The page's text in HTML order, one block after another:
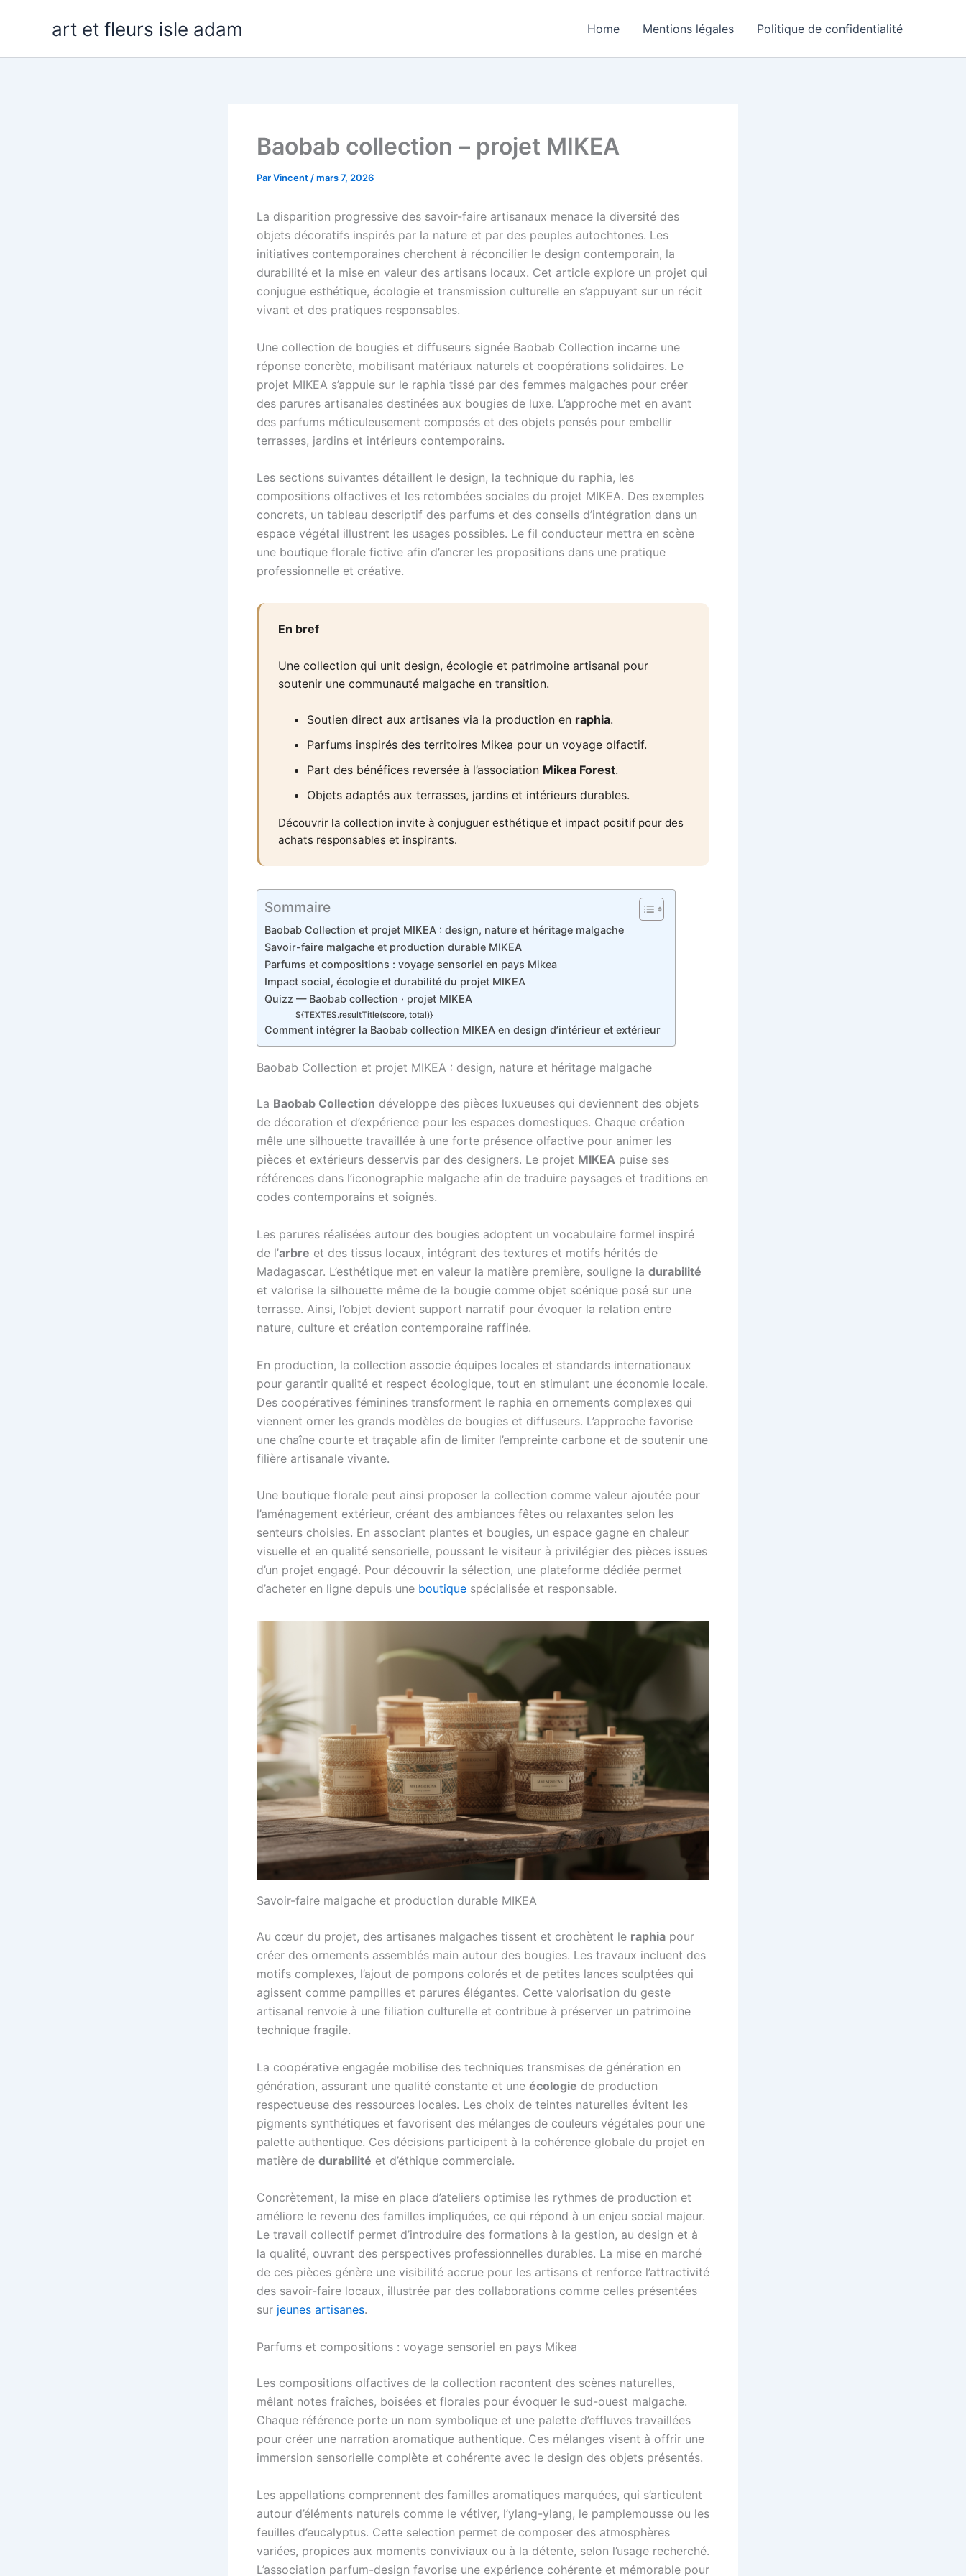
art et fleurs isle adam Home Mentions légales Politique de confidentialité
Baobab collection – projet MIKEA
ParVincent /mars 7, 2026
La disparition progressive des savoir-faire artisanaux menace la diversité des
objets décoratifs inspirés par la nature et par des peuples autochtones. Les
initiatives contemporaines cherchent à réconcilier le design contemporain, la
durabilité et la mise en valeur des artisans locaux. Cet article explore un projet qui
conjugue esthétique, écologie et transmission culturelle en s’appuyant sur un récit
vivant et des pratiques responsables.
Une collection de bougies et diffuseurs signée Baobab Collection incarne une
réponse concrète, mobilisant matériaux naturels et coopérations solidaires. Le
projet MIKEA s’appuie sur le raphia tissé par des femmes malgaches pour créer
des parures artisanales destinées aux bougies de luxe. L’approche met en avant
des parfums méticuleusement composés et des objets pensés pour embellir
terrasses, jardins et intérieurs contemporains.
Les sections suivantes détaillent le design, la technique du raphia, les
compositions olfactives et les retombées sociales du projet MIKEA. Des exemples
concrets, un tableau descriptif des parfums et des conseils d’intégration dans un
espace végétal illustrent les usages possibles. Le fil conducteur mettra en scène
une boutique florale fictive afin d’ancrer les propositions dans une pratique
professionnelle et créative.
En bref
Une collection qui unit design, écologie et patrimoine artisanal pour
soutenir une communauté malgache en transition.
Soutien direct aux artisanes via la production en raphia.
Parfums inspirés des territoires Mikea pour un voyage olfactif.
Part des bénéfices reversée à l’association Mikea Forest.
Objets adaptés aux terrasses, jardins et intérieurs durables.
Découvrir la collection invite à conjuguer esthétique et impact positif pour des
achats responsables et inspirants.
Sommaire
Baobab Collection et projet MIKEA : design, nature et héritage malgache
Savoir-faire malgache et production durable MIKEA
Parfums et compositions : voyage sensoriel en pays Mikea
Impact social, écologie et durabilité du projet MIKEA
Quizz — Baobab collection · projet MIKEA
${TEXTES.resultTitle(score, total)}
Comment intégrer la Baobab collection MIKEA en design d’intérieur et extérieur
Baobab Collection et projet MIKEA : design, nature et héritage malgache
La Baobab Collection développe des pièces luxueuses qui deviennent des objets
de décoration et d’expérience pour les espaces domestiques. Chaque création
mêle une silhouette travaillée à une forte présence olfactive pour animer les
pièces et extérieurs desservis par des designers. Le projet MIKEA puise ses
références dans l’iconographie malgache afin de traduire paysages et traditions en
codes contemporains et soignés.
Les parures réalisées autour des bougies adoptent un vocabulaire formel inspiré
de l’arbre et des tissus locaux, intégrant des textures et motifs hérités de
Madagascar. L’esthétique met en valeur la matière première, souligne la durabilité
et valorise la silhouette même de la bougie comme objet scénique posé sur une
terrasse. Ainsi, l’objet devient support narratif pour évoquer la relation entre
nature, culture et création contemporaine raffinée.
En production, la collection associe équipes locales et standards internationaux
pour garantir qualité et respect écologique, tout en stimulant une économie locale.
Des coopératives féminines transforment le raphia en ornements complexes qui
viennent orner les grands modèles de bougies et diffuseurs. L’approche favorise
une chaîne courte et traçable afin de limiter l’empreinte carbone et de soutenir une
filière artisanale vivante.
Une boutique florale peut ainsi proposer la collection comme valeur ajoutée pour
l’aménagement extérieur, créant des ambiances fêtes ou relaxantes selon les
senteurs choisies. En associant plantes et bougies, un espace gagne en chaleur
visuelle et en qualité sensorielle, poussant le visiteur à privilégier des pièces issues
d’un projet engagé. Pour découvrir la sélection, une plateforme dédiée permet
d’acheter en ligne depuis une boutique spécialisée et responsable.
Savoir-faire malgache et production durable MIKEA
Au cœur du projet, des artisanes malgaches tissent et crochètent le raphia pour
créer des ornements assemblés main autour des bougies. Les travaux incluent des
motifs complexes, l’ajout de pompons colorés et de petites lances sculptées qui
agissent comme pampilles et parures élégantes. Cette valorisation du geste
artisanal renvoie à une filiation culturelle et contribue à préserver un patrimoine
technique fragile.
La coopérative engagée mobilise des techniques transmises de génération en
génération, assurant une qualité constante et une écologie de production
respectueuse des ressources locales. Les choix de teintes naturelles évitent les
pigments synthétiques et favorisent des mélanges de couleurs végétales pour une
palette authentique. Ces décisions participent à la cohérence globale du projet en
matière de durabilité et d’éthique commerciale.
Concrètement, la mise en place d’ateliers optimise les rythmes de production et
améliore le revenu des familles impliquées, ce qui répond à un enjeu social majeur.
Le travail collectif permet d’introduire des formations à la gestion, au design et à
la qualité, ouvrant des perspectives professionnelles durables. La mise en marché
de ces pièces génère une visibilité accrue pour les artisans et renforce l’attractivité
des savoir-faire locaux, illustrée par des collaborations comme celles présentées
sur jeunes artisanes.
Parfums et compositions : voyage sensoriel en pays Mikea
Les compositions olfactives de la collection racontent des scènes naturelles,
mêlant notes fraîches, boisées et florales pour évoquer le sud-ouest malgache.
Chaque référence porte un nom symbolique et une palette d’effluves travaillées
pour créer une narration aromatique authentique. Ces mélanges visent à offrir une
immersion sensorielle complète et cohérente avec le design des objets présentés.
Les appellations comprennent des familles aromatiques marquées, qui s’articulent
autour d’éléments naturels comme le vétiver, l’ylang-ylang, le pamplemousse ou les
feuilles d’eucalyptus. Cette selection permet de composer des atmosphères
variées, propices aux moments conviviaux ou à la détente, selon l’usage recherché.
L’association parfum-design favorise une expérience cohérente et mémorable pour